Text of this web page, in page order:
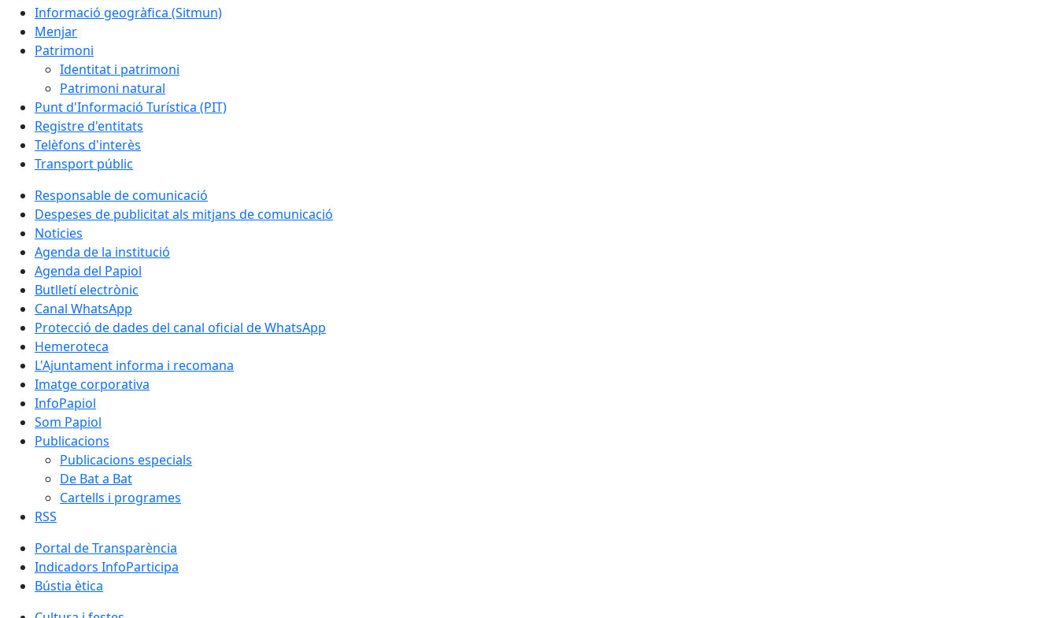
Informació geogràfica (Sitmun)
Menjar
Patrimoni
Identitat i patrimoni
Patrimoni natural
Punt d'Informació Turística (PIT)
Registre d'entitats
Telèfons d'interès
Transport públic
Responsable de comunicació
Despeses de publicitat als mitjans de comunicació
Noticies
Agenda de la institució
Agenda del Papiol
Butlletí electrònic
Canal WhatsApp
Protecció de dades del canal oficial de WhatsApp
Hemeroteca
L'Ajuntament informa i recomana
Imatge corporativa
InfoPapiol
Som Papiol
Publicacions
Publicacions especials
De Bat a Bat
Cartells i programes
RSS
Portal de Transparència
Indicadors InfoParticipa
Bústia ètica